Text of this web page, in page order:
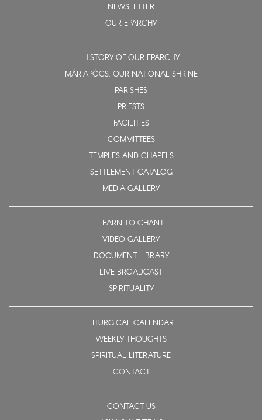
NEWSLETTER
OUR EPARCHY
HISTORY OF OUR EPARCHY
MÁRIAPÓCS, OUR NATIONAL SHRINE
PARISHES
PRIESTS
FACILITIES
COMMITTEES
TEMPLES AND CHAPELS
SETTLEMENT CATALOG
MEDIA GALLERY
LEARN TO CHANT
VIDEO GALLERY
DOCUMENT LIBRARY
LIVE BROADCAST
SPIRITUALITY
LITURGICAL CALENDAR
WEEKLY THOUGHTS
SPIRITUAL LITERATURE
CONTACT
CONTACT US